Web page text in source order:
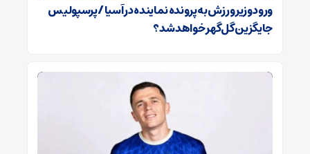
ورود وزیر ورزش به پرونده نماینده در آسیا / پرسپولیس
جایگزین گل‌گهر خواهد شد؟